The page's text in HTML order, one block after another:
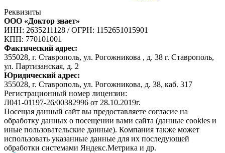
Реквизиты
ООО «Доктор знает»
ИНН: 2635211128 /ОГРН: 1152651015901
КПП: 770101001
Фактический адрес:
355028, г. Ставрополь, ул. Рогожникова , д. 38 г. Ставрополь,
ул. Партизанская, д. 2
Юридический адрес:
355028, г. Ставрополь, ул. Рогожникова, д. 38, каб. 317
Регистрационный номер лицензии:
Л041-01197-26/00382996 от 28.10.2019г.
Посещая данный сайт вы предоставляете согласие на
обработку данных о посещении вами сайта (данные cookies и
иные пользовательские данные). Компания также может
использовать указанные данные для их последующей
обработки системами Яндекс.Метрика и др.